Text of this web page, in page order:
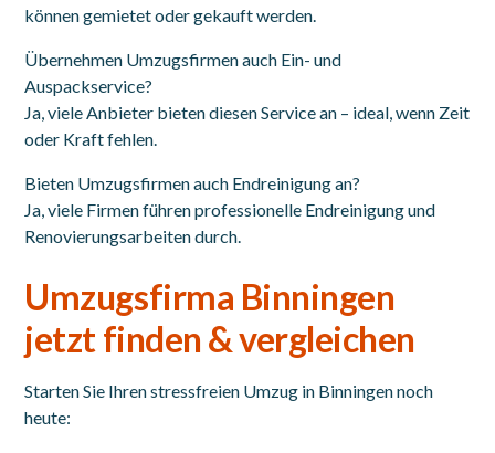
können gemietet oder gekauft werden.
Übernehmen Umzugsfirmen auch Ein- und
Auspackservice?
Ja, viele Anbieter bieten diesen Service an – ideal, wenn Zeit
oder Kraft fehlen.
Bieten Umzugsfirmen auch Endreinigung an?
Ja, viele Firmen führen professionelle Endreinigung und
Renovierungsarbeiten durch.
Umzugsfirma Binningen
jetzt finden & vergleichen
Starten Sie Ihren stressfreien Umzug in Binningen noch
heute: